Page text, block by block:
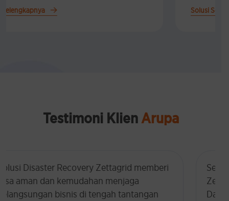
Solusi Selengkapnya
Testimoni KlienArupa
Selama tiga tahun berjalan bersama
Zettagrid, solusi Veeam Backup dan Virtual
Data Center telah terbukti andal. Dukungan